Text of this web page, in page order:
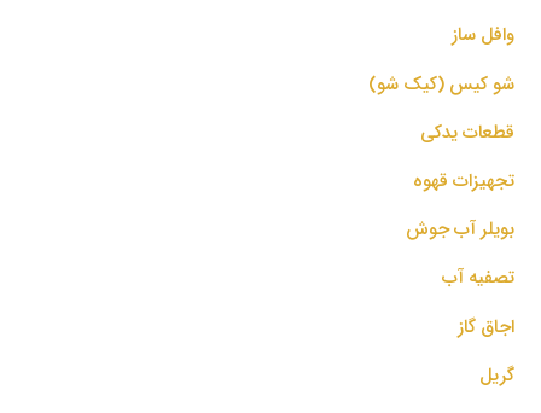
وافل ساز
شو کیس (کیک شو)
قطعات یدکی
تجهیزات قهوه
بویلر آب جوش
تصفیه آب
اجاق گاز
گریل